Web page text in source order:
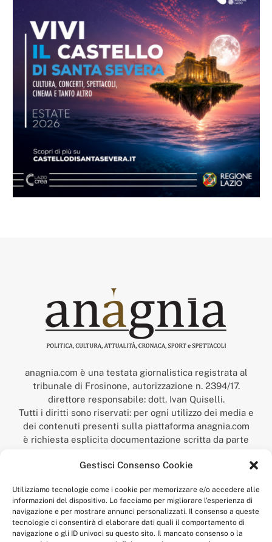
Gestisci Consenso Cookie
Utilizziamo tecnologie come i cookie per memorizzare e/o accedere alle
informazioni del dispositivo. Lo facciamo per migliorare l'esperienza di
navigazione e per mostrare annunci personalizzati. Il consenso a queste
tecnologie ci consentirà di elaborare dati quali il comportamento di
navigazione o gli ID univoci su questo sito. Il mancato consenso o la
anagnia.com è una testata giornalistica registrata al
tribunale di Frosinone, autorizzazione n. 2394/17.
direttore responsabile: dott. Ivan Quiselli.
Tutti i diritti sono riservati: per ogni utilizzo dei media e
dei contenuti presenti sulla piattaforma anagnia.com
è richiesta esplicita documentazione scritta da parte
della redazione.
“Anagnia” è un marchio registrato presso l’Ufficio Italiano
Economico,
num. registrazione: 302017000014044 del 9 febbraio 2017.
Per contatti:redazione@anagnia.com